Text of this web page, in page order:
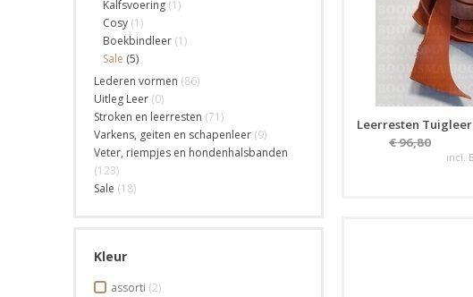
Kalfsvoering (1)
Cosy (1)
Boekbindleer (1)
Sale (5)
Lederen vormen (86)
Uitleg Leer (0)
Stroken en leerresten (71)
Varkens, geiten en schapenleer (9)
Veter, riempjes en hondenhalsbanden
(123)
Sale (18)
Kleur
assorti (2)
Leerresten
€ 96,80
incl.